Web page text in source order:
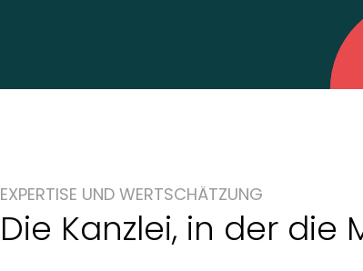
EXPERTISE UND WERTSCHÄTZUNG
Die Kanzlei, in der die